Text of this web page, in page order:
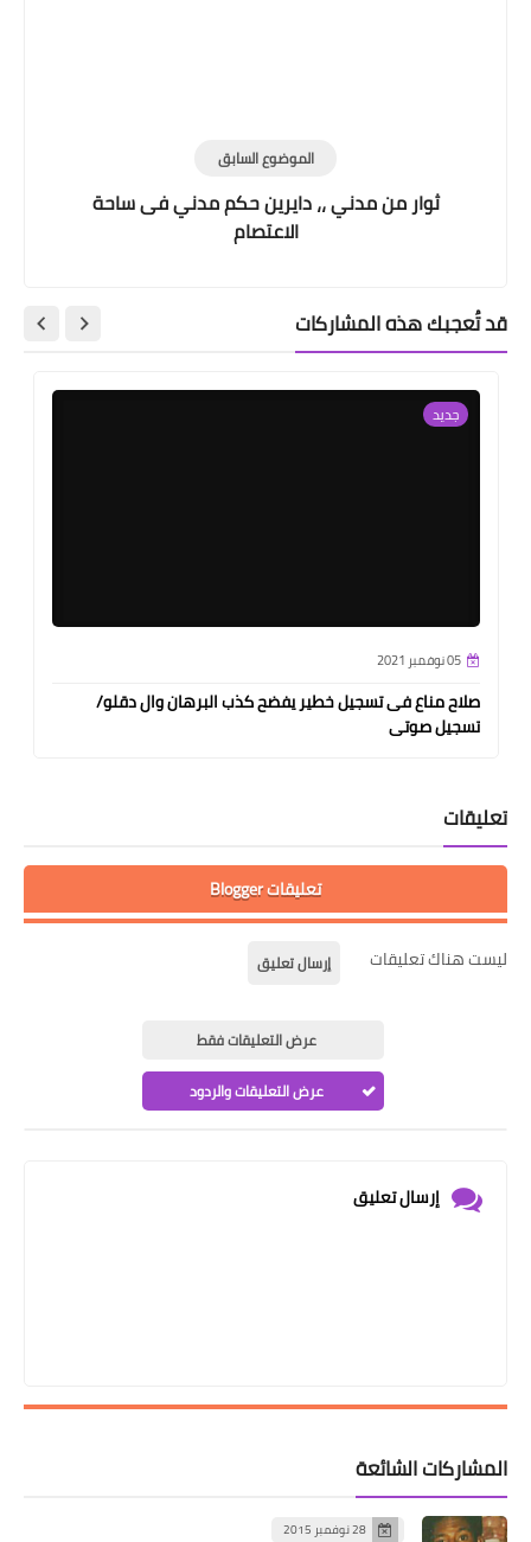
الموضوع السابق
ثوار من مدني ،، دايرين حكم مدني فى ساحة
الاعتصام
قد تُعجبك هذه المشاركات
جديد
05 نوفمبر 2021
صلاح مناع فى تسجيل خطير يفضح كذب البرهان وال دقلو/
تسجيل صوتى
تعليقات
تعليقات Blogger
ليست هناك تعليقات إرسال تعليق
عرض التعليقات فقط
عرض التعليقات والردود
إرسال تعليق
المشاركات الشائعة
28 نوفمبر 2015